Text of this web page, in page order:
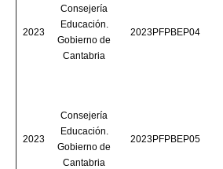
2023
Consejería
Educación.
Gobierno de
Cantabria
2023PFPBEP04
2023
Consejería
Educación.
Gobierno de
Cantabria
2023PFPBEP05